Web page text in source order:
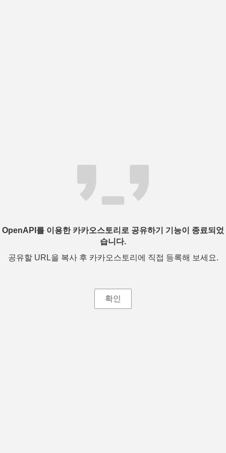
OpenAPI를 이용한 카카오스토리로 공유하기 기능이 종료되었
습니다.
공유할 URL을 복사 후 카카오스토리에 직접 등록해 보세요.
확인